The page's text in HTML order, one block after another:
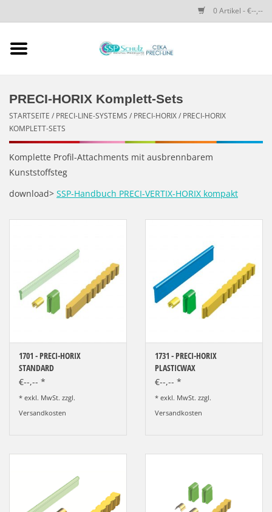
0 Artikel - €--,--
SSP SCHULZ Dental-
PRECI-LINE-SYSTEMS
CEKA-ATTACHMENTS
LOT-PROGRAMM
NEU: LV SFE 50% - PRECI-
DOWNLOAD
SSP vor Ort
PRECI-HORIX Komplett-Sets
STARTSEITE / PRECI-LINE-SYSTEMS / PRECI-HORIX/ PRECI-HORIX
KOMPLETT-SETS
Komplette Profil-Attachments mit ausbrennbarem
Kunststoffsteg
download> SSP-Handbuch PRECI-VERTIX-HORIX kompakt
1701 - PRECI-HORIX
STANDARD
€--,-- *
* exkl. MwSt. zzgl.
Versandkosten
1731 - PRECI-HORIX
PLASTICWAX
€--,-- *
* exkl. MwSt. zzgl.
Versandkosten